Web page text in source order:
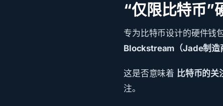
“仅限比特币”
专为比特币设计的硬件钱
Blockstream（Jade制造
这是否意味着 比特币的关
注。